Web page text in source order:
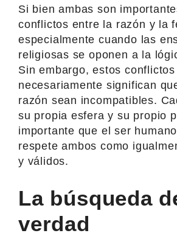
Si bien ambas son
conflictos entre la razón y la
especialmente cuando las
religiosas se oponen a la
Sin embargo, estos conflictos
necesariamente significan
razón sean incompatibles.
su propia esfera y su propio
importante que el ser
respete ambos como
y válidos.
La búsqueda
verdad